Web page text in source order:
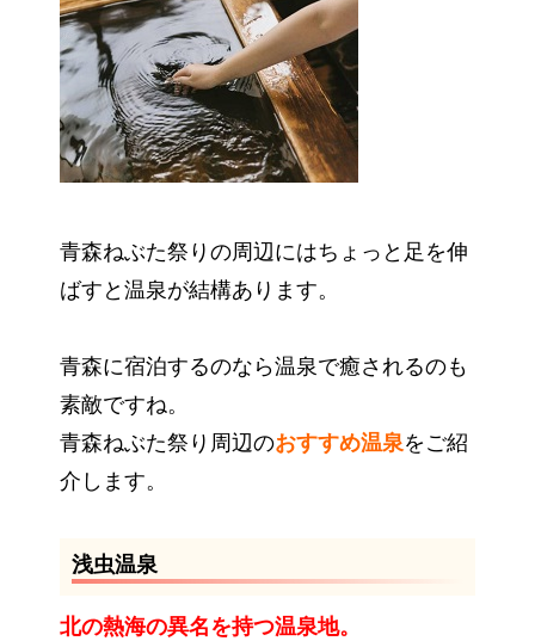
青森ねぶた祭りの周辺にはちょっと足を伸
ばすと温泉が結構あります。
青森に宿泊するのなら温泉で癒されるのも
素敵ですね。
青森ねぶた祭り周辺のおすすめ温泉をご紹
介します。
浅虫温泉
北の熱海の異名を持つ温泉地。